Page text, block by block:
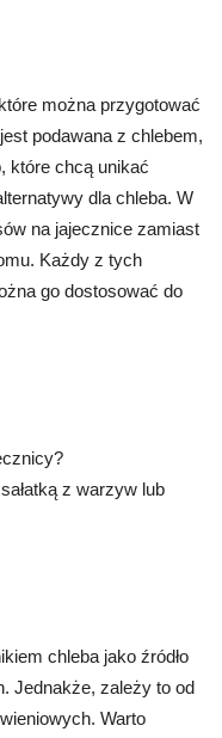
można przygotować
podawana z chlebem,
które chcą unikać
dla chleba. W
na jajecznice zamiast
Każdy z tych
go dostosować do
z warzyw lub
chleba jako źródło
Jednakże, zależy to od
Warto